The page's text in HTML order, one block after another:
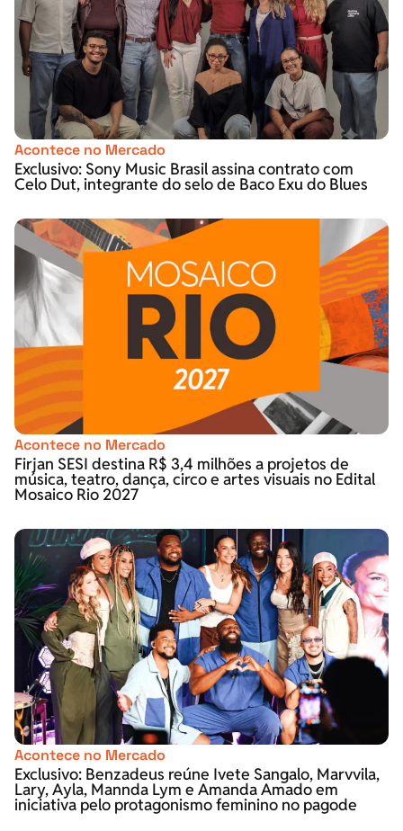
Acontece no Mercado
Exclusivo: Sony Music Brasil assina contrato com
Celo Dut, integrante do selo de Baco Exu do Blues
Acontece no Mercado
Firjan SESI destina R$ 3,4 milhões a projetos de
música, teatro, dança, circo e artes visuais no Edital
Mosaico Rio 2027
Acontece no Mercado
Exclusivo: Benzadeus reúne Ivete Sangalo, Marvvila,
Lary, Ayla, Mannda Lym e Amanda Amado em
iniciativa pelo protagonismo feminino no pagode